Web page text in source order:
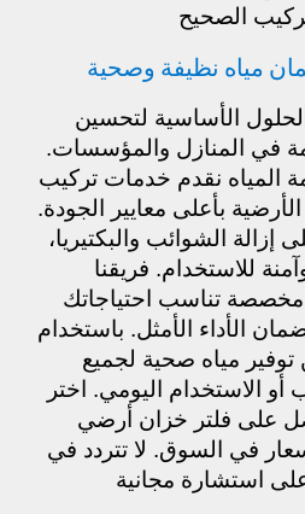
مياه نظيفة وصحية
الأساسية لتحسين
في المنازل والمؤسسات.
المياه نقدم خدمات تركيب
بأعلى معايير الجودة.
إزالة الشوائب والبكتيريا،
للاستخدام. فريقنا
مخصصة تناسب احتياجاتك
الأداء الأمثل. باستخدام
توفير مياه صحية لجميع
الاستخدام اليومي. اختر
على فلتر خزان أرضي
في السوق. لا تتردد في
استشارة مجانية